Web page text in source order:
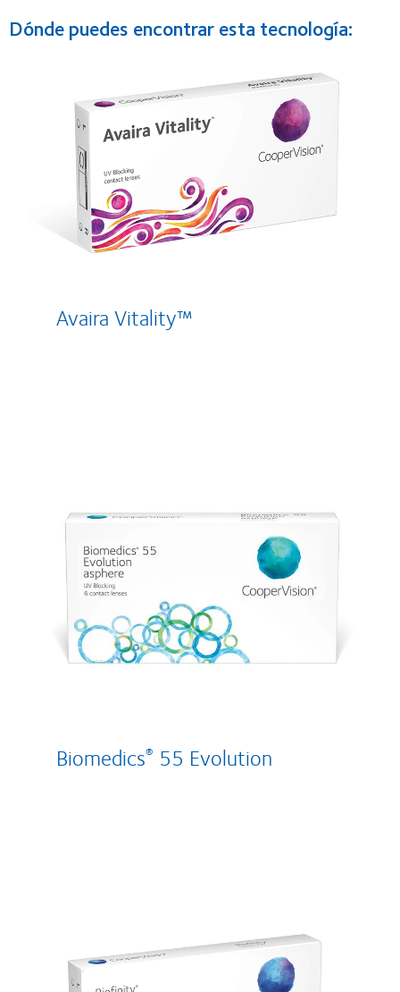
Dónde puedes encontrar esta tecnología:
Avaira Vitality™
Biomedics® 55 Evolution